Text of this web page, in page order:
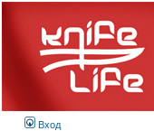
Вход